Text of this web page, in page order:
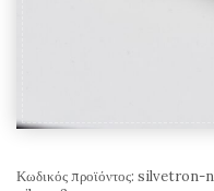
Κωδικός προϊόντος: silvetron-